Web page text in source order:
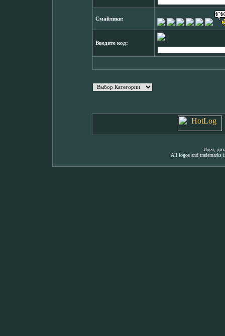
Смайлики:
Введите код:
Идея,
All logos and trademarks